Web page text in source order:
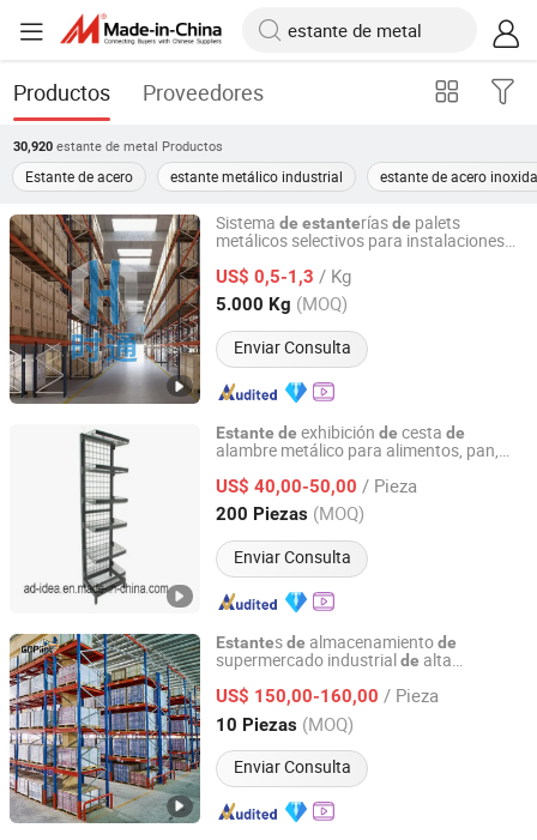
Productos Proveedores
30,920 estante de metal Productos
Estante de acero estante metálico industrial estante de acero
Sistema de estanteríasde palets
metálicos selectivos para instalaciones
dedistribución
US$ 0,5-1,3 / Kg
5.000 Kg (MOQ)
Enviar Consulta
Nanjing Shitong Racking Co., Ltd.
Jiangsu, China Desde 2025
Estante de exhibición de cesta de
alambre metálico para alimentos, pan,
personalizados
US$ 40,00-50,00 / Pieza
200 Piezas (MOQ)
Enviar Consulta
Adidea (Xiamen) Industry And Trade Co., Ltd.
Fujian, China Desde 2015
Estantesde almacenamientode
supermercado industrialde alta
China,estanteríademetaldeacero para
rollos
tela, estante
US$ 150,00-160,00 / Pieza
10 Piezas (MOQ)
Enviar Consulta
Guangzhou Linghang Metal Products Co., Ltd.
Guangdong, China Desde 2025